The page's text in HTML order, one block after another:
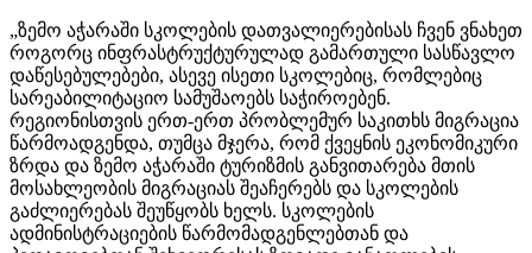
„ზემო აჭარაში სკოლების დათვალიერებისას ჩვენ ვნახეთ
როგორც ინფრასტრუქტურულად გამართული სასწავლო
დაწესებულებები, ასევე ისეთი სკოლებიც, რომლებიც
სარეაბილიტაციო სამუშაოებს საჭიროებენ.
რეგიონისთვის ერთ-ერთ პრობლემურ საკითხს მიგრაცია
წარმოადგენდა, თუმცა მჯერა, რომ ქვეყნის ეკონომიკური
ზრდა და ზემო აჭარაში ტურიზმის განვითარება მთის
მოსახლეობის მიგრაციას შეაჩერებს და სკოლების
გაძლიერებას შეუწყობს ხელს. სკოლების
ადმინისტრაციების წარმომადგენლებთან და